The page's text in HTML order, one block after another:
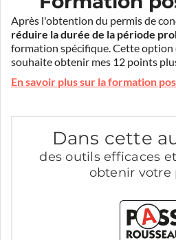
Après l'obtention du permis de
réduire la durée de la période
formation spécifique. Cette option
souhaite obtenir mes 12 points
En savoir plus sur la formation
Dans cette
des outils efficaces
obtenir votre